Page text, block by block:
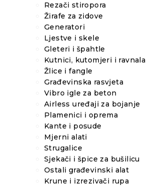
Rezači stiropora
Žirafe za zidove
Generatori
Ljestve i skele
Gleteri i špahtle
Kutnici, kutomjeri i ravnala
Žlice i fangle
Građevinska rasvjeta
Vibro igle za beton
Airless uređaji za bojanje
Plamenici i oprema
Kante i posude
Mjerni alati
Strugalice
Sjekači i špice za bušilicu
Ostali građevinski alat
Krune i izrezivači rupa